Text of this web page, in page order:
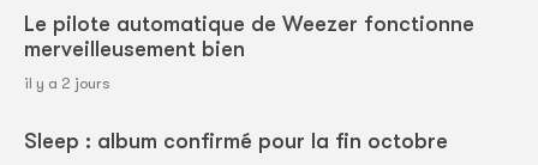
Le pilote automatique de Weezer fonctionne
merveilleusement bien
il y a 2 jours
Sleep : album confirmé pour la fin octobre